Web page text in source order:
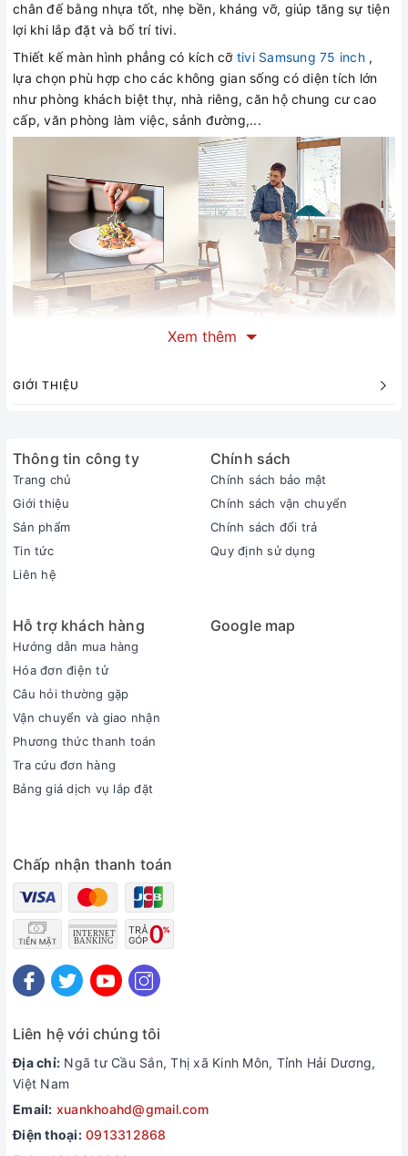
chân đế bằng nhựa tốt, nhẹ bền, kháng vỡ, giúp tăng sự tiện
lợi khi lắp đặt và bố trí tivi.
Thiết kế màn hình phẳng có kích cỡ tivi Samsung 75 inch,
lựa chọn phù hợp cho các không gian sống có diện tích lớn
như phòng khách biệt thự, nhà riêng, căn hộ chung cư cao
cấp, văn phòng làm việc, sảnh đường,...
4K
Đắm chìm trong khung hình rực rỡ với dải màu rộng hơn
nhờ công nghệ PurColor
Nâng cấp hình ảnh lên chuẩn 4K với bộ xử lý Crystal 4K
Chip có khả năng tự động tinh chỉnh màu sắc, tối ưu tỷ lệ
tương phản, dải màu động để mang đến cho người xem hình
ảnh đẹp mắt, tươi tắn, mãn nhãn nhất.
Xem thêm
GIỚI THIỆU
Thông tin công ty
Trang chủ
Giới thiệu
Sản phẩm
Tin tức
Liên hệ
Chính sách
Chính sách bảo mật
Chính sách vận chuyển
Chính sách đổi trả
Quy định sử dụng
Hỗ trợ khách hàng
Hướng dẫn mua hàng
Hóa đơn điện tử
Câu hỏi thường gặp
Vận chuyển và giao nhận
Phương thức thanh toán
Tra cứu đơn hàng
Bảng giá dịch vụ lắp đặt
Google map
Chấp nhận thanh toán
Liên hệ với chúng tôi
Địa chỉ: Ngã tư Cầu Sắn, Thị xã Kinh Môn, Tỉnh Hải Dương,
Việt Nam
Email: xuankhoahd@gmail.com
Điện thoại: 0913312868